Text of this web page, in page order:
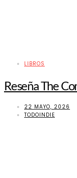
LIBROS
Reseña The
22 MAYO, 2026
TODOINDIE